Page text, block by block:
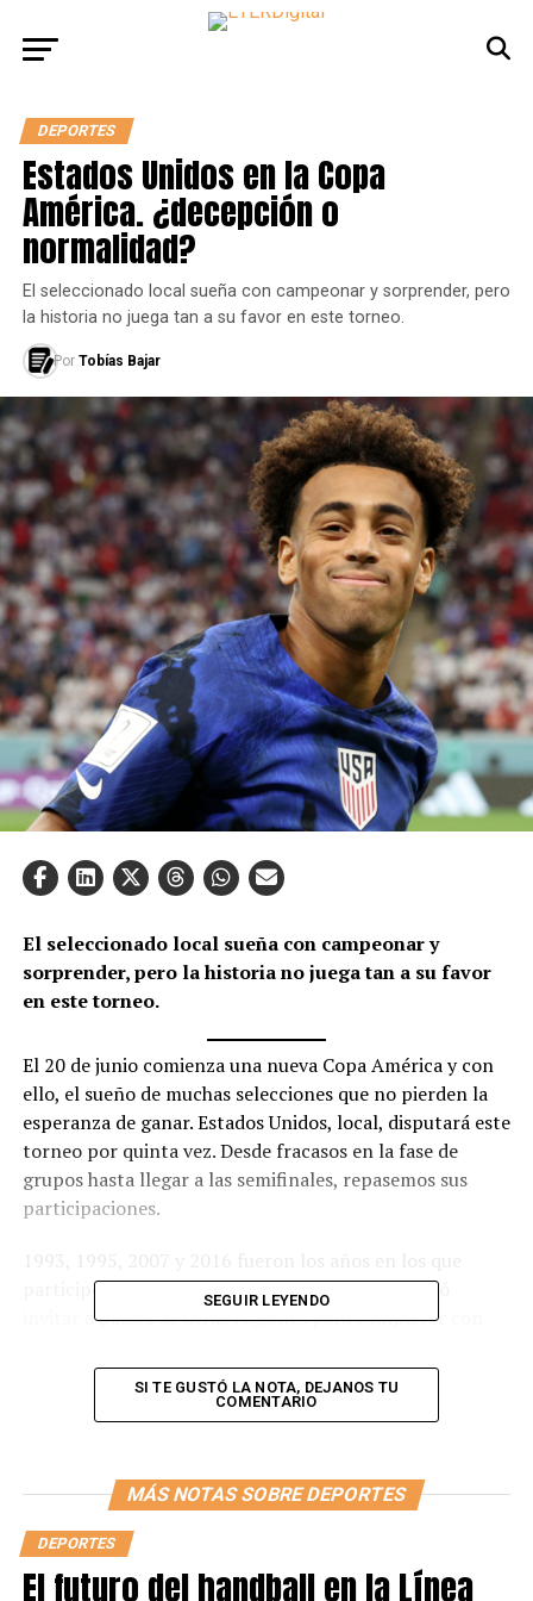
DEPORTES
Estados Unidos en la Copa
América. ¿decepción o
normalidad?
El seleccionado local sueña con campeonar y sorprender, pero
la historia no juega tan a su favor en este torneo.
Por Tobías Bajar
El seleccionado local sueña con campeonar y
sorprender, pero la historia no juega tan a su favor
en este torneo.
El 20 de junio comienza una nueva Copa América y con
ello, el sueño de muchas selecciones que no pierden la
esperanza de ganar. Estados Unidos, local, disputará este
torneo por quinta vez. Desde fracasos en la fase de
grupos hasta llegar a las semifinales, repasemos sus
participaciones.
participó. Desde 1990 la CONMEBOL implementó
invitar a países de otras regiones para completar con
En 1993 Ecuador albergaba la Copa América y Estados
Unidos fue invitada por primera vez a la competición.
posición de la fase de grupos. Empató un partido (3-3)
frente a Venezuela en el que se fue al entretiempo
ganando 3-0.
Dos años más tarde llegaría lo que fue su mejor
SEGUIR LEYENDO
SI TE GUSTÓ LA NOTA, DEJANOS TU
COMENTARIO
MÁS NOTAS SOBRE DEPORTES
DEPORTES
El futuro del handball en la Línea